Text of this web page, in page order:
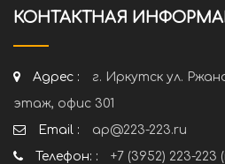
КОНТАКТНАЯ
Адрес :
г. Иркутск ул.
этаж, офис 301
Email :
ap@223-223.ru
Телефон: :
+7 (3952) 223-